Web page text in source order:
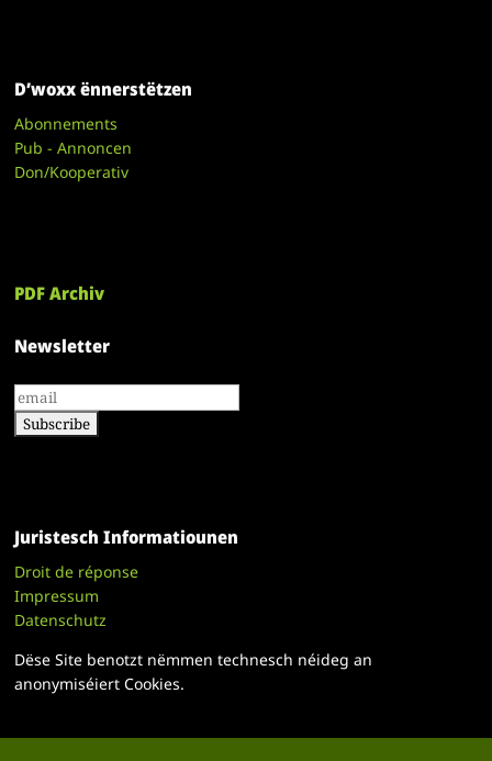
D’woxx ënnerstëtzen
Abonnements
Pub - Annoncen
Don/Kooperativ
PDF Archiv
Newsletter
Juristesch Informatiounen
Droit de réponse
Impressum
Datenschutz
Dëse Site benotzt nëmmen technesch néideg an
anonymiséiert Cookies.